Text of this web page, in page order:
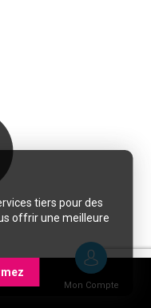
Mon Compte
tiers pour des
offrir une meilleure